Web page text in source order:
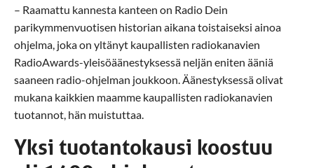
– Raamattu kannesta kanteen on Radio Dein
parikymmenvuotisen historian aikana toistaiseksi ainoa
ohjelma, joka on yltänyt kaupallisten radiokanavien
RadioAwards-yleisöäänestyksessä neljän eniten ääniä
saaneen radio-ohjelman joukkoon. Äänestyksessä olivat
mukana kaikkien maamme kaupallisten radiokanavien
tuotannot, hän muistuttaa.
Yksi tuotantokausi koostuu